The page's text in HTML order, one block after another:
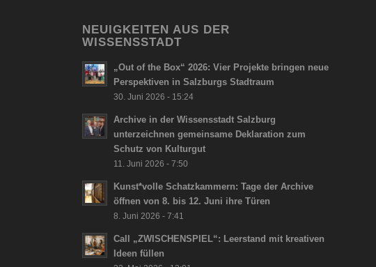
NEUIGKEITEN AUS DER
WISSENSSTADT
„Out of the Box“ 2026: Vier Projekte bringen neue
Perspektiven in Salzburgs Stadtraum
30. Juni 2026 - 15:24
Archive in der Wissensstadt Salzburg
unterzeichnen gemeinsame Deklaration zum
Schutz von Kulturgut
11. Juni 2026 - 7:50
Kunst*volle Schatzkammern: Tage der Archive
öffnen von 8. bis 12. Juni ihre Türen
8. Juni 2026 - 7:41
Call „ZWISCHENSPIEL“: Leerstand mit kreativen
Ideen füllen